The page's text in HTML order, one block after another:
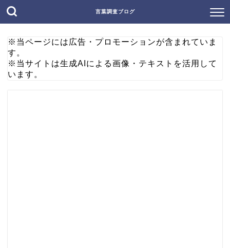
言葉調査ブログ
※当ページには広告・プロモーションが含まれていま
す。
※当サイトは生成AIによる画像・テキストを活用して
います。